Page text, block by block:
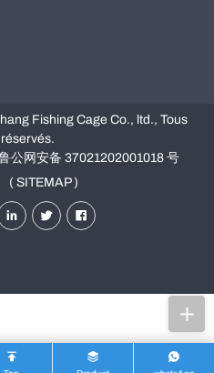
Fishing Cage Co., ltd., Tous
公网安备 37021202001018 号
( SITEMAP )